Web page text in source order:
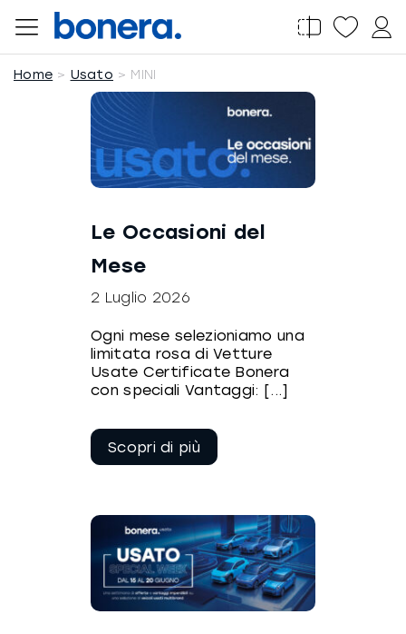
Salta
contenuto
Home Usato MINI
Le Occasioni del
Mese
2 Luglio 2026
Ogni mese selezioniamo una
limitata rosa di Vetture
Usate Certificate Bonera
con speciali Vantaggi: [...]
leggere